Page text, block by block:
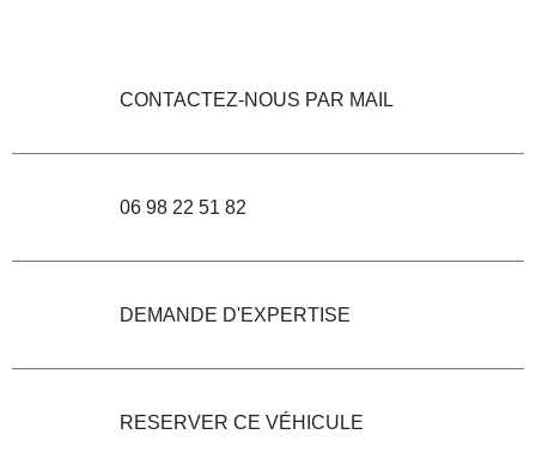
CONTACTEZ-NOUS PAR MAIL
06 98 22 51 82
DEMANDE D'EXPERTISE
RESERVER CE VÉHICULE